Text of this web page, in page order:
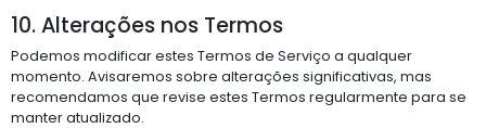
10. Alterações nos Termos
Podemos modificar estes Termos de Serviço a qualquer
momento. Avisaremos sobre alterações significativas, mas
recomendamos que revise estes Termos regularmente para se
manter atualizado.